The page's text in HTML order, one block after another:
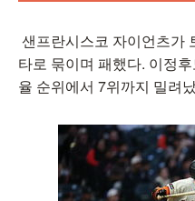
샌프란시스코 자이언츠가
타로 묶이며 패했다. 이정
율 순위에서 7위까지 밀려